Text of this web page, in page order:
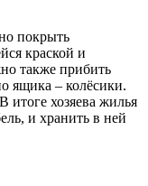
покрыть
краской и
также прибить
ящика – колёсики.
итоге хозяева жилья
и хранить в ней